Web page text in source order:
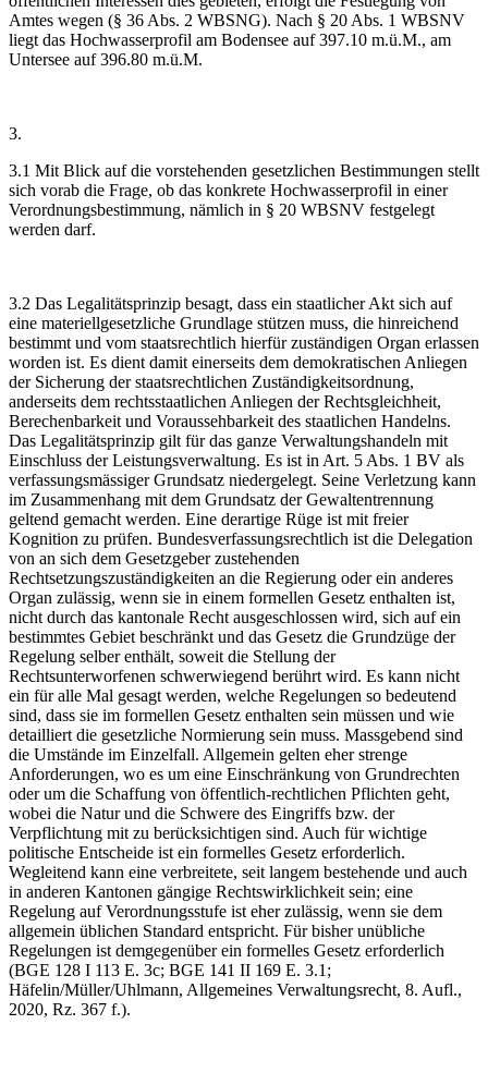
Amtes wegen (§ 36 Abs. 2 WBSNG). Nach § 20 Abs. 1 WBSNV
liegt das Hochwasserprofil am Bodensee auf 397.10 m.ü.M., am
Untersee auf 396.80 m.ü.M.
3.
3.1 Mit Blick auf die vorstehenden gesetzlichen Bestimmungen stellt
sich vorab die Frage, ob das konkrete Hochwasserprofil in einer
Verordnungsbestimmung, nämlich in § 20 WBSNV festgelegt
werden darf.
3.2 Das Legalitätsprinzip besagt, dass ein staatlicher Akt sich auf
eine materiellgesetzliche Grundlage stützen muss, die hinreichend
bestimmt und vom staatsrechtlich hierfür zuständigen Organ erlassen
worden ist. Es dient damit einerseits dem demokratischen Anliegen
der Sicherung der staatsrechtlichen Zuständigkeitsordnung,
anderseits dem rechtsstaatlichen Anliegen der Rechtsgleichheit,
Berechenbarkeit und Voraussehbarkeit des staatlichen Handelns.
Das Legalitätsprinzip gilt für das ganze Verwaltungshandeln mit
Einschluss der Leistungsverwaltung. Es ist in Art. 5 Abs. 1 BV als
verfassungsmässiger Grundsatz niedergelegt. Seine Verletzung kann
im Zusammenhang mit dem Grundsatz der Gewaltentrennung
geltend gemacht werden. Eine derartige Rüge ist mit freier
Kognition zu prüfen. Bundesverfassungsrechtlich ist die Delegation
von an sich dem Gesetzgeber zustehenden
Rechtsetzungszuständigkeiten an die Regierung oder ein anderes
Organ zulässig, wenn sie in einem formellen Gesetz enthalten ist,
nicht durch das kantonale Recht ausgeschlossen wird, sich auf ein
bestimmtes Gebiet beschränkt und das Gesetz die Grundzüge der
Regelung selber enthält, soweit die Stellung der
Rechtsunterworfenen schwerwiegend berührt wird. Es kann nicht
ein für alle Mal gesagt werden, welche Regelungen so bedeutend
sind, dass sie im formellen Gesetz enthalten sein müssen und wie
detailliert die gesetzliche Normierung sein muss. Massgebend sind
die Umstände im Einzelfall. Allgemein gelten eher strenge
Anforderungen, wo es um eine Einschränkung von Grundrechten
oder um die Schaffung von öffentlich-rechtlichen Pflichten geht,
wobei die Natur und die Schwere des Eingriffs bzw. der
Verpflichtung mit zu berücksichtigen sind. Auch für wichtige
politische Entscheide ist ein formelles Gesetz erforderlich.
Wegleitend kann eine verbreitete, seit langem bestehende und auch
in anderen Kantonen gängige Rechtswirklichkeit sein; eine
Regelung auf Verordnungsstufe ist eher zulässig, wenn sie dem
allgemein üblichen Standard entspricht. Für bisher unübliche
Regelungen ist demgegenüber ein formelles Gesetz erforderlich
(BGE 128 I 113 E. 3c; BGE 141 II 169 E. 3.1;
Häfelin/Müller/Uhlmann, Allgemeines Verwaltungsrecht, 8. Aufl.,
2020, Rz. 367 f.).